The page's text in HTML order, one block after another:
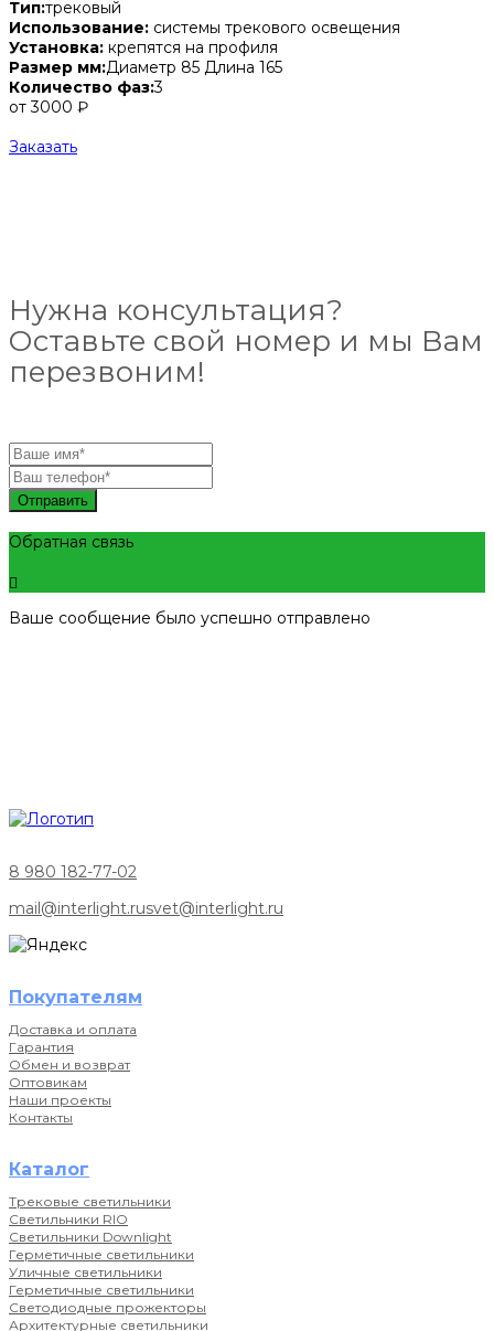
Тип:трековый
Использование: системы трекового освещения
Установка: крепятся на профиля
Размер мм:Диаметр 85 Длина 165
Количество фаз:3
от 3000 ₽
Заказать
Нужна консультация?
Оставьте свой номер и мы Вам
перезвоним!
Отправить
Обратная связь
Ваше сообщение было успешно отправлено
8 980 182-77-02
mail@interlight.rusvet@interlight.ru
Покупателям
Доставка и оплата
Гарантия
Обмен и возврат
Оптовикам
Наши проекты
Контакты
Каталог
Трековые светильники
Светильники RIO
Светильники Downlight
Герметичные светильники
Уличные светильники
Герметичные светильники
Светодиодные прожекторы
Архитектурные светильники